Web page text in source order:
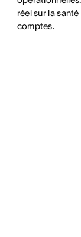
réel sur la
comptes.